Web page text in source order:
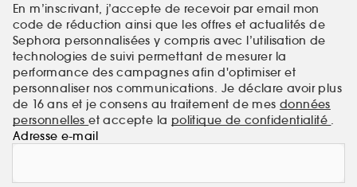
En m’inscrivant, j’accepte de recevoir par email mon
code de réduction ainsi que les offres et actualités de
Sephora personnalisées y compris avec l’utilisation de
technologies de suivi permettant de mesurer la
performance des campagnes afin d'optimiser et
personnaliser nos communications. Je déclare avoir plus
de 16 ans et je consens au traitement de mes données
personnelleset accepte la politique de confidentialité .
Adresse e-mail